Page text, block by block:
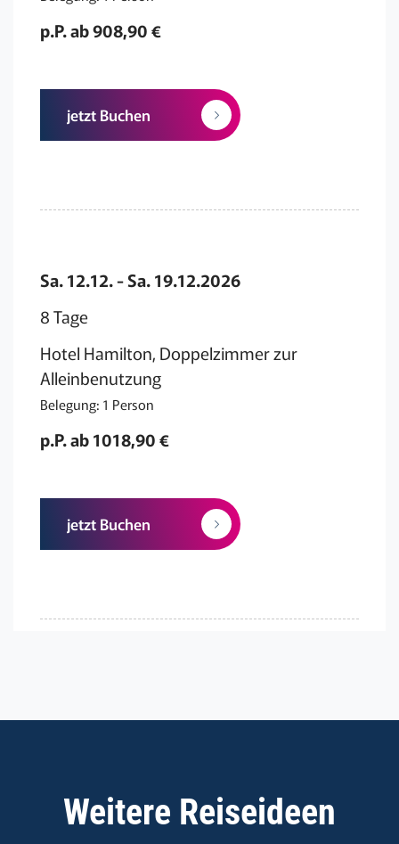
p.P. ab 908,90 €
jetzt Buchen
Sa. 12.12. - Sa. 19.12.2026
8 Tage
Hotel Hamilton, Doppelzimmer zur
Alleinbenutzung
Belegung: 1 Person
p.P. ab 1018,90 €
jetzt Buchen
Weitere Reiseideen